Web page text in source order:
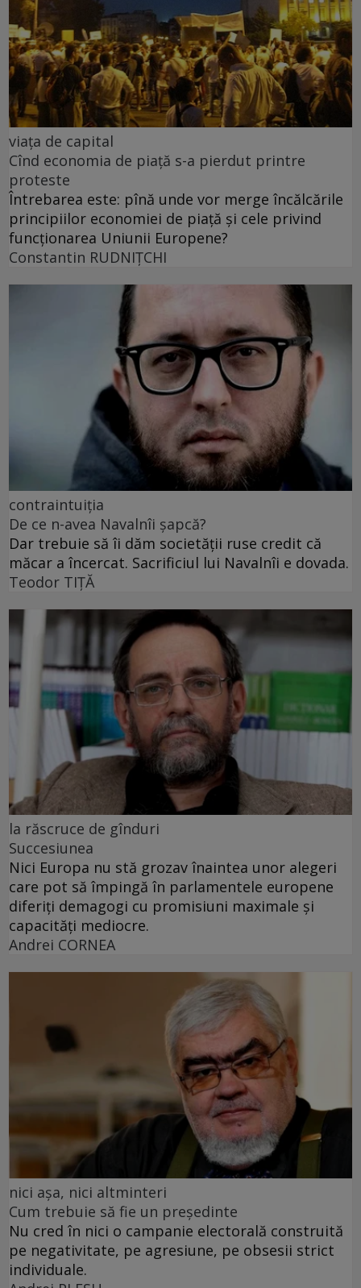
viața de capital
Cînd economia de piață s-a pierdut printre
proteste
Întrebarea este: pînă unde vor merge încălcările
principiilor economiei de piață și cele privind
funcționarea Uniunii Europene?
Constantin RUDNIŢCHI
contraintuiția
De ce n-avea Navalnîi șapcă?
Dar trebuie să îi dăm societății ruse credit că
măcar a încercat. Sacrificiul lui Navalnîi e dovada.
Teodor TIŢĂ
la răscruce de gînduri
Succesiunea
Nici Europa nu stă grozav înaintea unor alegeri
care pot să împingă în parlamentele europene
diferiți demagogi cu promisiuni maximale și
capacități mediocre.
Andrei CORNEA
nici așa, nici altminteri
Cum trebuie să fie un președinte
Nu cred în nici o campanie electorală construită
pe negativitate, pe agresiune, pe obsesii strict
individuale.